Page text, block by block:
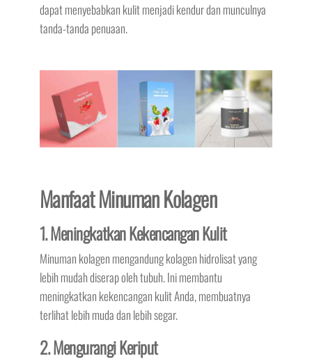
dapat menyebabkan kulit menjadi kendur dan munculnya
tanda-tanda penuaan.
Manfaat Minuman Kolagen
1. Meningkatkan Kekencangan Kulit
Minuman kolagen mengandung kolagen hidrolisat yang
lebih mudah diserap oleh tubuh. Ini membantu
meningkatkan kekencangan kulit Anda, membuatnya
terlihat lebih muda dan lebih segar.
2. Mengurangi Keriput